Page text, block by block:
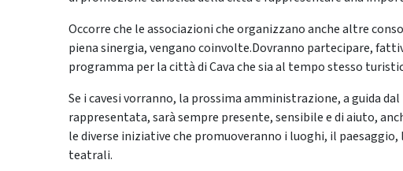
Occorre che le associazioni che organizzano anche altre
piena sinergia, vengano coinvolte.Dovranno partecipare,
programma per la città di Cava che sia al tempo stesso
Se i cavesi vorranno, la prossima amministrazione, a guida
rappresentata, sarà sempre presente, sensibile e di aiuto,
le diverse iniziative che promuoveranno i luoghi, il
teatrali.